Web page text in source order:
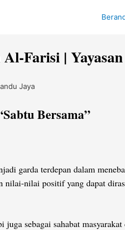
Farisi |
Bersama”
garda terdepan dalam
nilai positif yang dapat
sebagai sahabat